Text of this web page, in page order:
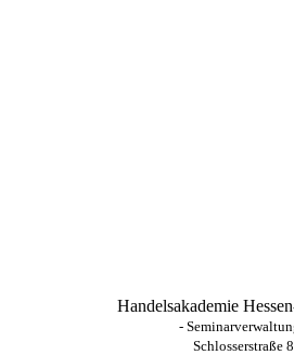
Handelsakademie
-
Schlosserstraße 8